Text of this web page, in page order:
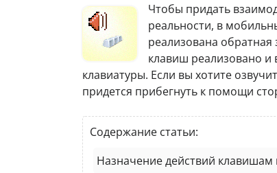
Чтобы придать
реальности, в
реализована обратная
клавиш реализовано и
клавиатуры. Если вы хотите
придется прибегнуть к помощи
Содержание статьи:
Назначение действий клавишам